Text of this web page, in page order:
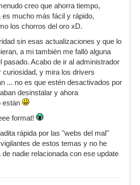
creo que ahorra tiempo,
mucho más fácil y rápido,
los chorros del oro xD.
sin esas actualizaciones y que lo
a mi también me falló alguna
pasado. Acabo de ir al administrador
curiosidad, y mira los drivers
... no es que estén desactivados por
desinstalar y ahora
están
format!
rápida por las "webs del mal"
de estos temas y no he
nadie relacionada con ese update